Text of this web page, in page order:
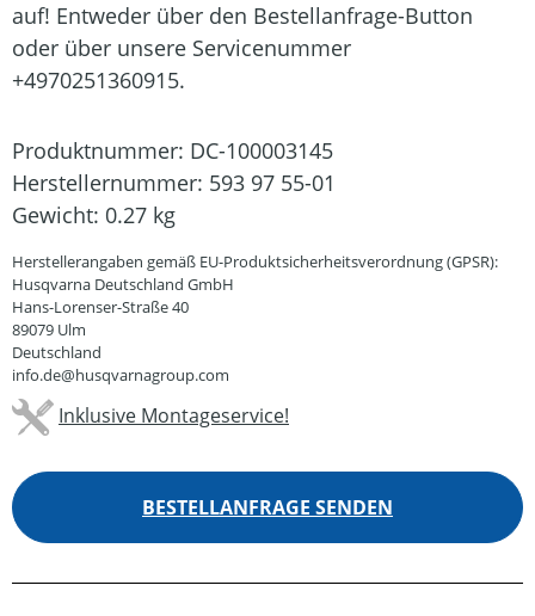
auf! Entweder über den Bestellanfrage-Button
oder über unsere Servicenummer
+4970251360915.
Produktnummer: DC-100003145
Herstellernummer: 593 97 55-01
Gewicht: 0.27 kg
Herstellerangaben gemäß EU-Produktsicherheitsverordnung (GPSR):
Husqvarna Deutschland GmbH
Hans-Lorenser-Straße 40
89079 Ulm
Deutschland
info.de@husqvarnagroup.com
Inklusive Montageservice!
BESTELLANFRAGE SENDEN